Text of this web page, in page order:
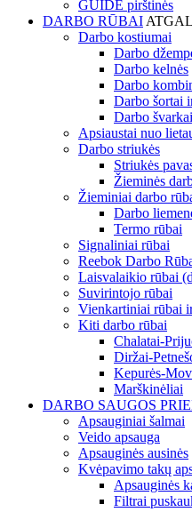
GUIDE pirštinės
DARBO RŪBAI ATGAL
Darbo kostiumai
Darbo
Darbo kelnės
Darbo
Darbo šortai
Darbo švarkai
Apsiaustai nuo
Darbo striukės
Striukės
Žieminės
Žieminiai darbo
Darbo
Termo rūbai
Signaliniai rūbai
Reebok Darbo
Laisvalaikio rūbai
Suvirintojo rūbai
Vienkartiniai rūbai
Kiti darbo rūbai
Chalatai-
Diržai-
Kepurės-
Marškinėliai
DARBO SAUGOS
Apsauginiai šalmai
Veido apsauga
Apsauginės ausinės
Kvėpavimo takų
Apsauginės
Filtrai